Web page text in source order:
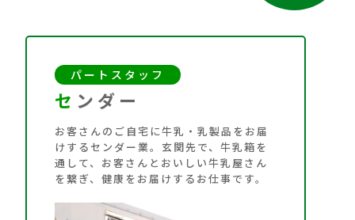
パートスタッフ
セ ンダー
お客さんのご自宅に牛乳・乳製品をお届
けするセンダー業。玄関先で、牛乳箱を
通して、お客さんとおいしい牛乳屋さん
を繋ぎ、健康をお届けするお仕事です。